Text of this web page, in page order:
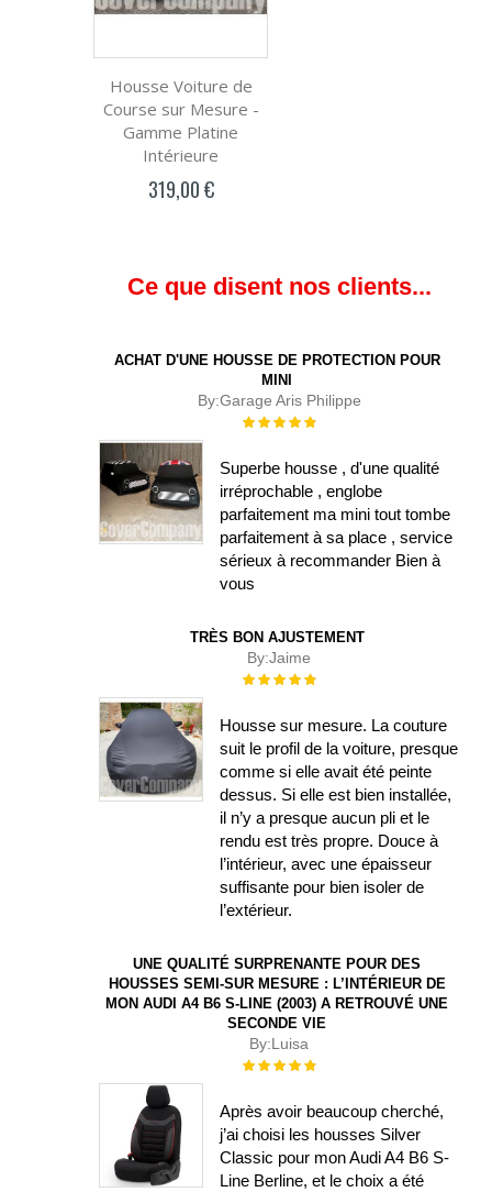
Housse Voiture de
Course sur Mesure -
Gamme Platine
Intérieure
319,00 €
Ce que disent nos clients...
ACHAT D'UNE HOUSSE DE PROTECTION POUR
MINI
By:Garage Aris Philippe
Évaluation :
Superbe housse , d'une qualité
irréprochable , englobe
parfaitement ma mini tout tombe
parfaitement à sa place , service
sérieux à recommander Bien à
vous
TRÈS BON AJUSTEMENT
By:Jaime
Évaluation :
Housse sur mesure. La couture
suit le profil de la voiture, presque
comme si elle avait été peinte
dessus. Si elle est bien installée,
il n’y a presque aucun pli et le
rendu est très propre. Douce à
l’intérieur, avec une épaisseur
suffisante pour bien isoler de
l’extérieur.
UNE QUALITÉ SURPRENANTE POUR DES
HOUSSES SEMI-SUR MESURE : L’INTÉRIEUR DE
MON AUDI A4 B6 S-LINE (2003) A RETROUVÉ UNE
SECONDE VIE
By:Luisa
Évaluation :
Après avoir beaucoup cherché,
j’ai choisi les housses Silver
Classic pour mon Audi A4 B6 S-
Line Berline, et le choix a été